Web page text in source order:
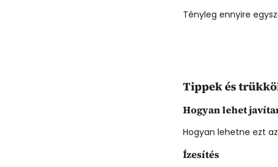
Tényleg ennyire
Tippek és
Hogyan lehet
Hogyan lehetne ezt
Ízesítés